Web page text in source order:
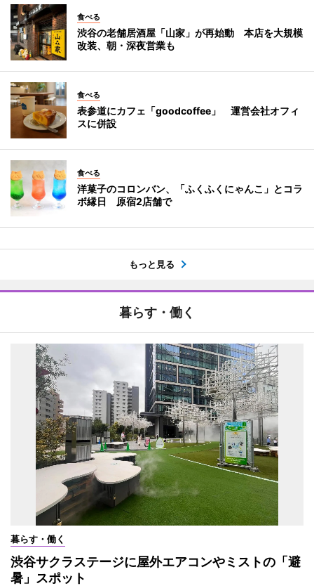
食べる
渋谷の老舗居酒屋「山家」が再始動 本店を大規模
改装、朝・深夜営業も
食べる
表参道にカフェ「goodcoffee」 運営会社オフィ
スに併設
食べる
洋菓子のコロンバン、「ふくふくにゃんこ」とコラ
ボ縁日 原宿2店舗で
もっと見る
暮らす・働く
暮らす・働く
渋谷サクラステージに屋外エアコンやミストの「避
暑」スポット